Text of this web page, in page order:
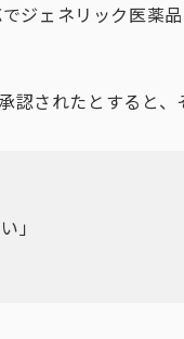
ジェネリック医薬
認されたとすると
」